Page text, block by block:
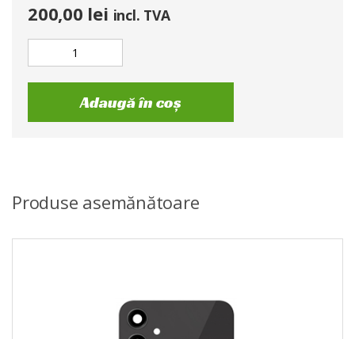
200,00 lei incl. TVA
Adaugă în coș
Produse asemănătoare